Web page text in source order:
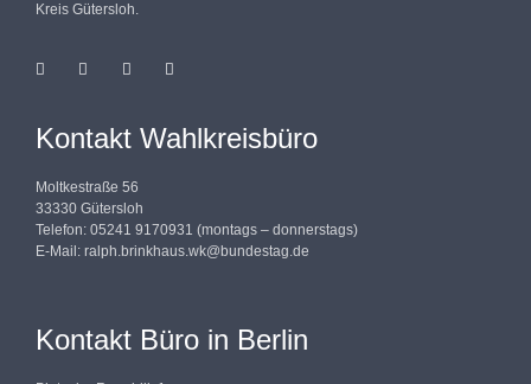
Kreis Gütersloh.
Kontakt Wahlkreisbüro
Moltkestraße 56
33330 Gütersloh
Telefon: 05241 9170931 (montags – donnerstags)
E-Mail: ralph.brinkhaus.wk@bundestag.de
Kontakt Büro in Berlin